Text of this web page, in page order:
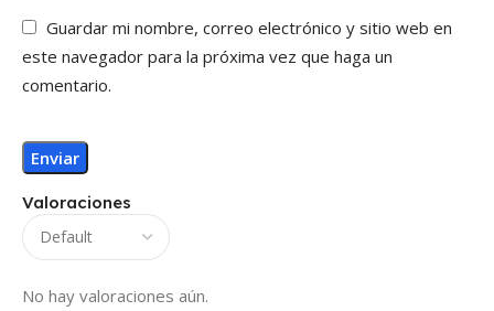
Valoraciones
No hay valoraciones aún.
Guardar mi nombre, correo electrónico y sitio web en
este navegador para la próxima vez que haga un
comentario.